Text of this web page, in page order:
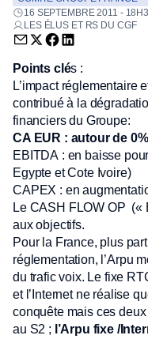
16 SEPTEMBRE 2011 -
LES ÉLUS ET RS DU CGF
Envoyer par email
Partager sur Twitter
Partager sur
Partager sur
Points clés :
L’impact réglementaire
contribué à la
financiers du Groupe:
CA EUR : autour de
EBITDA : en baisse
Egypte et Cote Ivoire)
CAPEX : en
Le CASH FLOW OP («
aux objectifs.
Pour la France, plus
réglementation, l’Arpu
du trafic voix. Le fixe
et l’Internet ne réalise
conquête mais ces
au S2 ; l’Arpu fixe /